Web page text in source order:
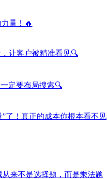
量！🔥
让客户被精准看见🔍
定要布局搜索🔍
了！真正的成本你根本看不见
来不是选择题，而是乘法题